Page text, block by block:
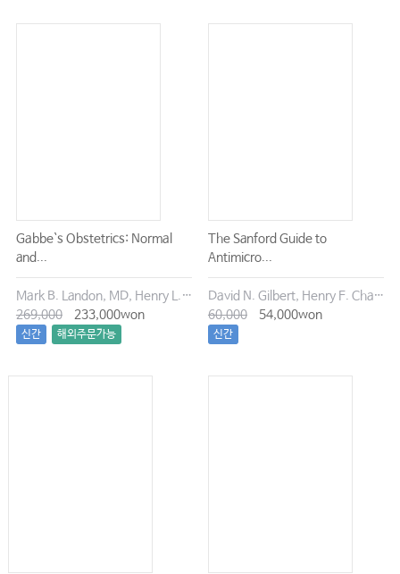
Gabbe`s Obstetrics: Normal
and...
Mark B. Landon, MD, Henry L. Galan, MD, Eric R. M. Jauniaux, MD, PhD, FRCOG, & 5 more
269,000
233,000won
신간 해외주문가능
The Sanford Guide to
Antimicro...
David N. Gilbert, Henry F. Chambers
60,000
54,000won
신간